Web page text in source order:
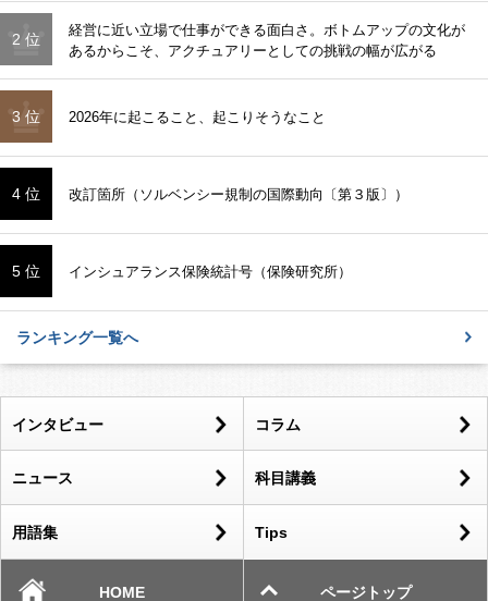
2 位
経営に近い立場で仕事ができる面白さ。ボトムアップの文化が
あるからこそ、アクチュアリーとしての挑戦の幅が広がる
3 位 2026年に起こること、起こりそうなこと
4 位 改訂箇所（ソルベンシー規制の国際動向〔第３版〕）
5 位 インシュアランス保険統計号（保険研究所）
ランキング一覧へ
インタビュー コラム
ニュース 科目講義
用語集 Tips
HOME ページトップ